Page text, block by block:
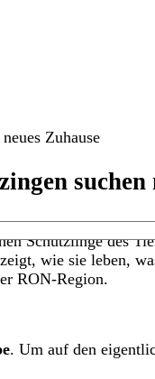
Zuhause
suchen
Schützlinge des
wie sie leben,
RON-Region.
. Um auf den